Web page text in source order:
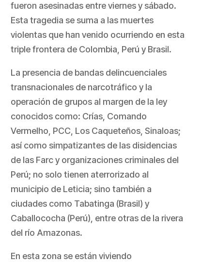
fueron asesinadas entre viernes y sábado.
Esta tragedia se suma a las muertes
violentas que han venido ocurriendo en esta
triple frontera de Colombia, Perú y Brasil.
La presencia de bandas delincuenciales
transnacionales de narcotráfico y la
operación de grupos al margen de la ley
conocidos como: Crías, Comando
Vermelho, PCC, Los Caqueteños, Sinaloas;
así como simpatizantes de las disidencias
de las Farc y organizaciones criminales del
Perú; no solo tienen aterrorizado al
municipio de Leticia; sino también a
ciudades como Tabatinga (Brasil) y
Caballococha (Perú), entre otras de la rivera
del río Amazonas.
En esta zona se están viviendo